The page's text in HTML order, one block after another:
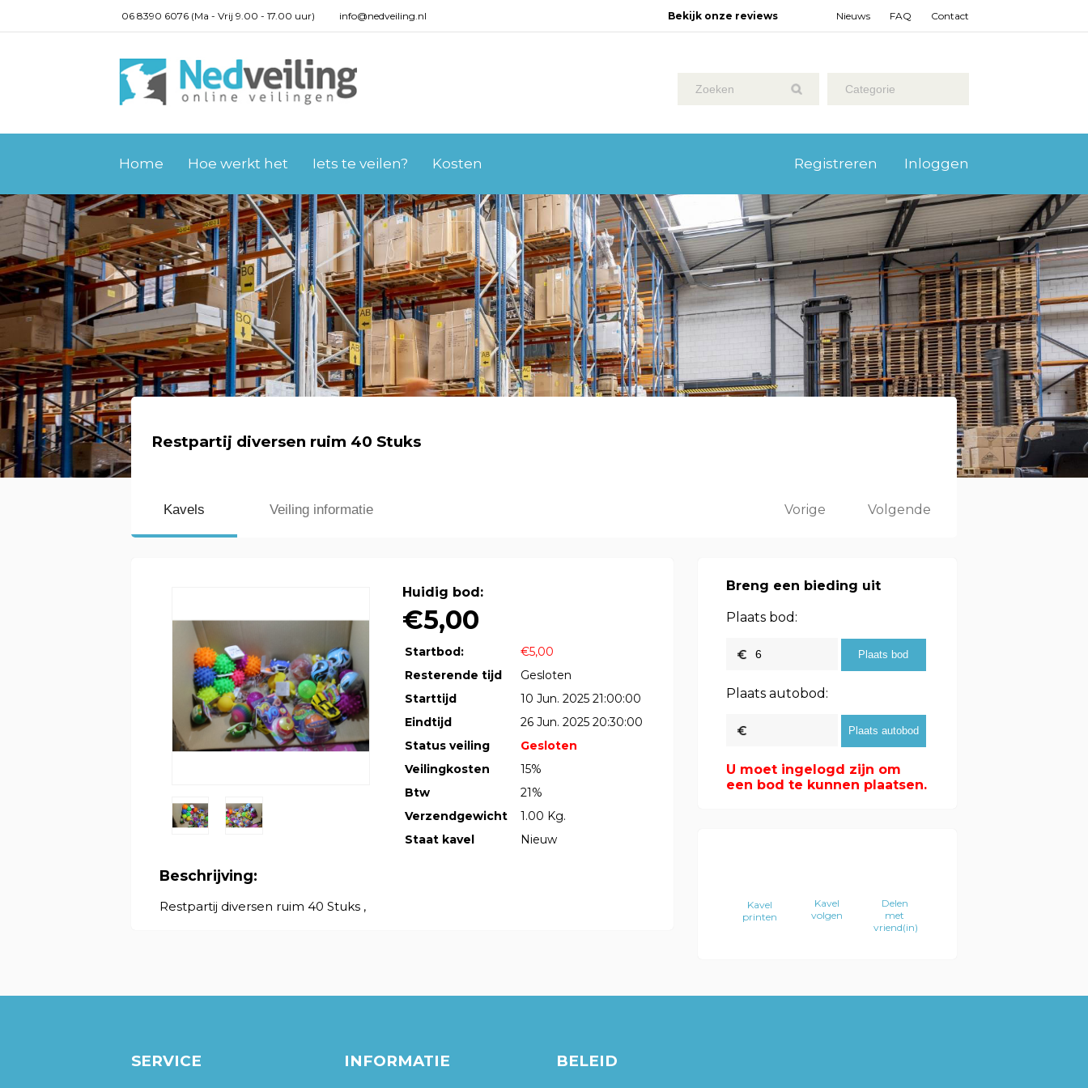
06 8390 6076 (Ma - Vrij 9.00 - 17.00 uur) info@nedveiling.nl Contact
FAQ
Nieuws
Bekijk onze reviews
Categorie
Home Hoe werkt het Iets te veilen? Kosten Inloggen
Registreren
Restpartij diversen ruim 40 Stuks
Kavels Veiling informatie Vorige Volgende
Huidig bod:
€5,00
Startbod:
€5,00
Resterende tijd
Gesloten
Starttijd
10 Jun. 2025 21:00:00
Eindtijd
26 Jun. 2025 20:30:00
Status veiling
Gesloten
Veilingkosten
15%
Btw
21%
Verzendgewicht
1.00 Kg.
Staat kavel
Nieuw
Beschrijving:
Restpartij diversen ruim 40 Stuks ,
Breng een bieding uit
Plaats bod:
Plaats autobod:
U moet ingelogd zijn om
een bod te kunnen plaatsen.
Kavel
printen
Kavel
volgen
Delen
met
vriend(in)
SERVICE INFORMATIE BELEID